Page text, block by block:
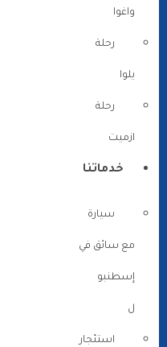
واغوا
رحلة
يلوا
رحلة
ازميت
خدماتنا
سيارة
مع سائق في
إسطنبو
ل
استئجار